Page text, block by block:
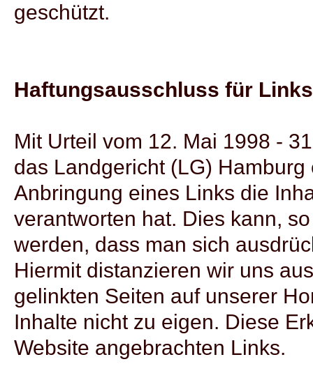
geschützt.
Haftungsausschluss für Links
Mit Urteil vom 12. Mai 1998 -
das Landgericht (LG)
Anbringung eines Links die
verantworten hat. Dies kann,
werden, dass man sich
Hiermit distanzieren wir uns
gelinkten Seiten auf unserer
Inhalte nicht zu eigen. Diese
Website angebrachten Links.